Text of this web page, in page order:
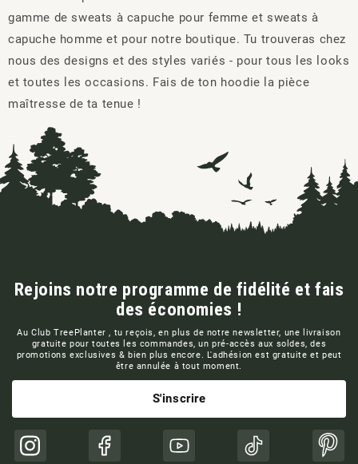
gamme de sweats à capuche pour femme et sweats à
capuche homme et pour notre boutique. Tu trouveras chez
nous des designs et des styles variés - pour tous les looks
et toutes les occasions. Fais de ton hoodie la pièce
maîtresse de ta tenue !
Rejoins notre programme de fidélité et fais
des économies !
Au Club TreePlanter , tu reçois, en plus de notre newsletter, une livraison
gratuite pour toutes les commandes, un pré-accès aux soldes, des
promotions exclusives & bien plus encore. L'adhésion est gratuite et peut
être annulée à tout moment.
S'inscrire
Instagram Facebook YouTube TikTok